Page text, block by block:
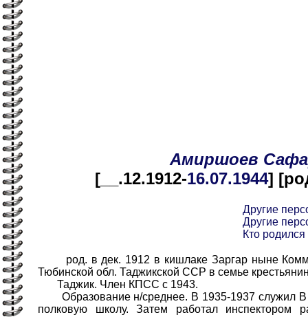
Амиршоев
[__.12.1912-16.07.1944]
Другие
Другие
Кто родился
род. в дек. 1912 в кишлаке Заргар ныне
Тюбинской обл. Таджикской ССР в семье
Таджик. Член КПСС с 1943.
Образование н/среднее. В 1935-1937 служил В
полковую школу. Затем работал инспектором